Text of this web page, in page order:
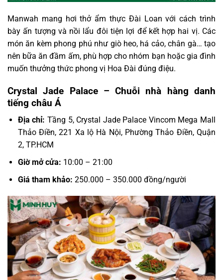
Manwah mang hơi thở ẩm thực Đài Loan với cách trình
bày ấn tượng và nồi lẩu đôi tiện lợi để kết hợp hai vị. Các
món ăn kèm phong phú như giò heo, há cảo, chân gà… tạo
nên bữa ăn đầm ấm, phù hợp cho nhóm bạn hoặc gia đình
muốn thưởng thức phong vị Hoa Đài đúng điệu.
Crystal Jade Palace – Chuỗi nhà hàng danh
tiếng châu Á
Địa chỉ: Tầng 5, Crystal Jade Palace Vincom Mega Mall
Thảo Điền, 221 Xa lộ Hà Nội, Phường Thảo Điền, Quận
2, TP.HCM
Giờ mở cửa: 10:00 – 21:00
Giá tham khảo: 250.000 – 350.000 đồng/người